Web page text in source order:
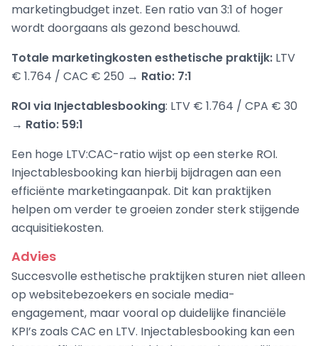
marketingbudget inzet. Een ratio van 3:1 of hoger
wordt doorgaans als gezond beschouwd.
Totale marketingkosten esthetische praktijk: LTV
€ 1.764 / CAC € 250 → Ratio: 7:1
ROI via Injectablesbooking: LTV € 1.764 / CPA € 30
→ Ratio: 59:1
Een hoge LTV:CAC-ratio wijst op een sterke ROI.
Injectablesbooking kan hierbij bijdragen aan een
efficiënte marketingaanpak. Dit kan praktijken
helpen om verder te groeien zonder sterk stijgende
acquisitiekosten.
Advies
Succesvolle esthetische praktijken sturen niet alleen
op websitebezoekers en sociale media-
engagement, maar vooral op duidelijke financiële
KPI’s zoals CAC en LTV. Injectablesbooking kan een